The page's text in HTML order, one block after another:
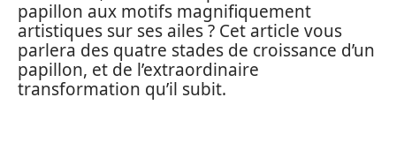
papillon aux motifs magnifiquement
artistiques sur ses ailes ? Cet article vous
parlera des quatre stades de croissance d’un
papillon, et de l’extraordinaire
transformation qu’il subit.